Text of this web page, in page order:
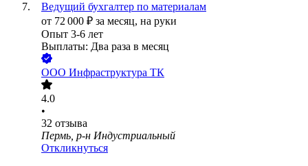
Ведущий бухгалтер по материалам
от 72 000 ₽ за месяц, на руки
Опыт 3-6 лет
Выплаты: Два раза в месяц
ООО Инфраструктура ТК
4.0
•
32 отзыва
Пермь, р-н Индустриальный
Откликнуться